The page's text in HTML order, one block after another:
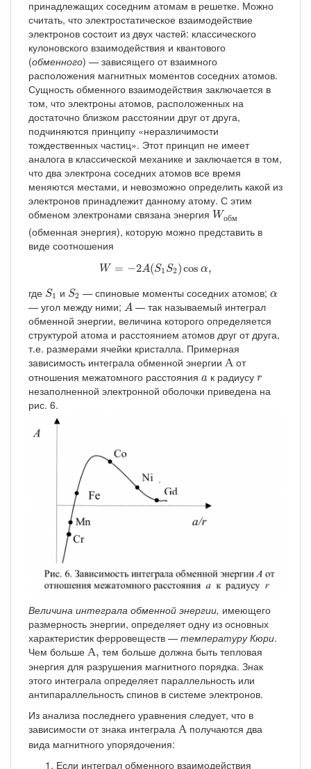
принадлежащих соседним атомам в решетке. Можно
считать, что электростатическое взаимодействие
электронов состоит из двух частей: классического
кулоновского взаимодействия и квантового
(обменного) — зависящего от взаимного
расположения магнитных моментов соседних атомов.
Сущность обменного взаимодействия заключается в
том, что электроны атомов, расположенных на
достаточно близком расстоянии друг от друга,
подчиняются принципу «неразличимости
тождественных частиц». Этот принцип не имеет
аналога в классической механике и заключается в том,
что два электрона соседних атомов все время
меняются местами, и невозможно определить какой из
электронов принадлежит данному атому. С этим
обменом электронами связана энергия Wобм
Wо бм
(обменная энергия), которую можно представить в
виде соотношения
W = −2A(S1 S2)cos α,
W A (S1S 2 cos α,
где S1
S и S2
S2 — спиновые моменты соседних атомов; α
α
— угол между ними; A
A — так называемый интеграл
обменной энергии, величина которого определяется
структурой атома и расстоянием атомов друг от друга,
т.е. размерами ячейки кристалла. Примерная
зависимость интеграла обменной энергии А
А от
отношения межатомного расстояния a
a к радиусу r
r
незаполненной электронной оболочки приведена на
рис. 6.
Величина интеграла обменной энергии, имеющего
размерность энергии, определяет одну из основных
характеристик ферровеществ — температуру Кюри.
Чем больше А,
А, тем больше должна быть тепловая
энергия для разрушения магнитного порядка. Знак
этого интеграла определяет параллельность или
антипараллельность спинов в системе электронов.
Из анализа последнего уравнения следует, что в
зависимости от знака интеграла А
Аполучаются два
вида магнитного упорядочения:
Если интеграл обменного взаимодействия